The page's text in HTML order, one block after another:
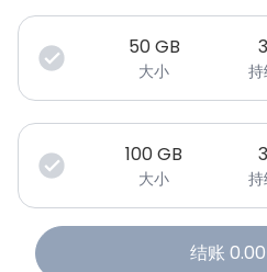
50GB
大小
100GB
大小
结账 0.00